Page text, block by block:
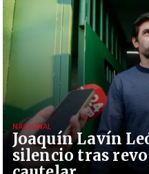
Joaquín Lavín
silencio tras
NACIONAL